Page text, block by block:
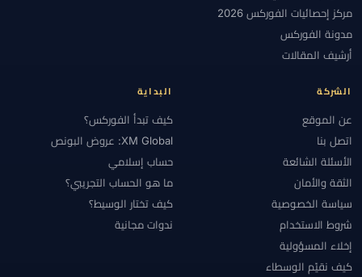
مركز إحصائيات الفوركس 2026
مدونة الفوركس
أرشيف المقالات
الشركة
عن الموقع
اتصل بنا
الأسئلة الشائعة
الثقة والأمان
سياسة الخصوصية
شروط الاستخدام
إخلاء المسؤولية
كيف نقيّم الوسطاء
البداية
كيف تبدأ الفوركس؟
XM Global: عروض البونص
حساب إسلامي
ما هو الحساب التجريبي؟
كيف تختار الوسيط؟
ندوات مجانية